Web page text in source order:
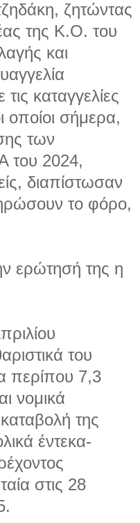
ζητώντας
της Κ.Ο. του
και
καταγγελίες
οποίοι σήμερα,
των
του 2024,
διαπίστωσαν
το φόρο,
ερώτησή της η
του
περίπου 7,3
νομικά
της
έντεκα-
στις 28